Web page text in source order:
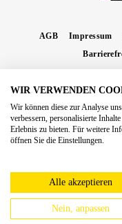
AGB Impressum
Copyright
Königstetter
europäschen Online-
WIR VERWENDEN
Wir können diese zur Analyse
verbessern, personalisierte
Erlebnis zu bieten. Für weitere
öffnen Sie die Einstellungen.
Alle akzeptieren
Nein, anpassen